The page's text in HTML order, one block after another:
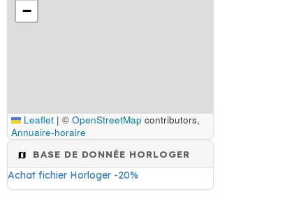
−
Leaflet | © OpenStreetMap contributors,
Annuaire-horaire
BASE DE DONNÉE HORLOGER
Achat fichier Horloger -20%